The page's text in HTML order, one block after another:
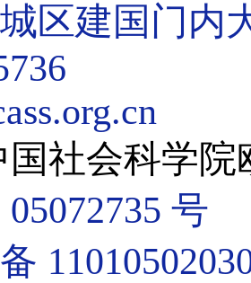
区建国门内
国社会科学
号